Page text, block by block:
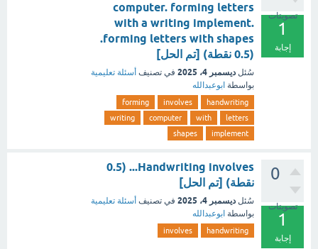
تصويتات
1
إجابة
computer. forming letters
with a writing implement.
forming letters with shapes.
(0.5 نقطة) [تم الحل]
سُئل ديسمبر 4، 2025 في تصنيف أسئلة تعليمية
بواسطة ابوعبدالله
handwriting
involves
forming
letters
with
computer
writing
implement
shapes
0
تصويتات
1
إجابة
Handwriting involves... (0.5
نقطة) [تم الحل]
سُئل ديسمبر 4، 2025 في تصنيف أسئلة تعليمية
بواسطة ابوعبدالله
handwriting
involves